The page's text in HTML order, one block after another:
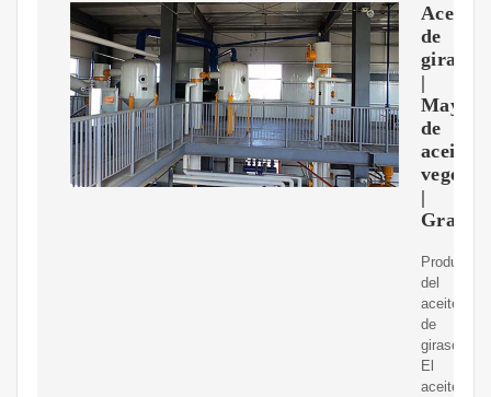
Aceite
de
girasol
|
de
aceites
|
Producción
del
aceite
de
girasol
El
aceite